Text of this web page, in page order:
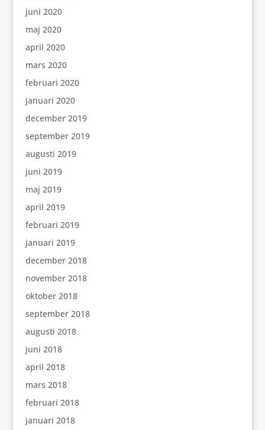
juni 2020
maj 2020
april 2020
mars 2020
februari 2020
januari 2020
december 2019
september 2019
augusti 2019
juni 2019
maj 2019
april 2019
februari 2019
januari 2019
december 2018
november 2018
oktober 2018
september 2018
augusti 2018
juni 2018
april 2018
mars 2018
februari 2018
januari 2018